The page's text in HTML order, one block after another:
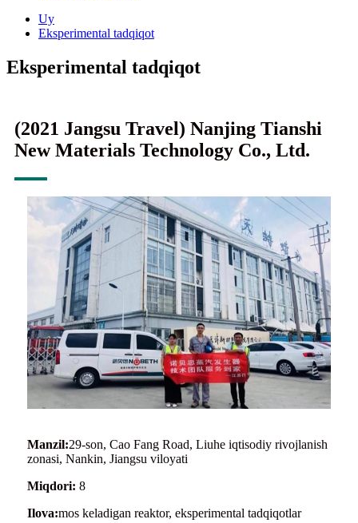
Uy
Eksperimental tadqiqot
Eksperimental tadqiqot
(2021 Jangsu Travel) Nanjing Tianshi
New Materials Technology Co., Ltd.
Manzil:29-son, Cao Fang Road, Liuhe iqtisodiy rivojlanish
zonasi, Nankin, Jiangsu viloyati
Miqdori: 8
Ilova:mos keladigan reaktor, eksperimental tadqiqotlar